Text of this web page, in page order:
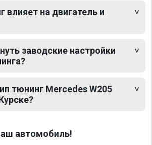
влияет на двигатель и
заводские настройки
тюнинг Mercedes W205
автомобиль!